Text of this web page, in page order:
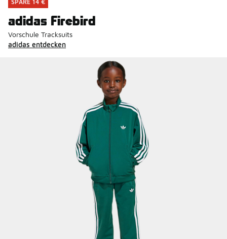
SPARE 14 €
adidas Firebird
Vorschule Tracksuits
adidas entdecken